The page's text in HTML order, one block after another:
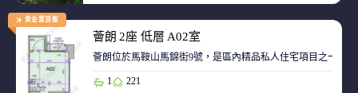
黃金置頂盤
薈朗 2座 低層 A02室
薈朗位於馬鞍山馬錦街9號，是區內精品私人住宅項目之一，
1 221